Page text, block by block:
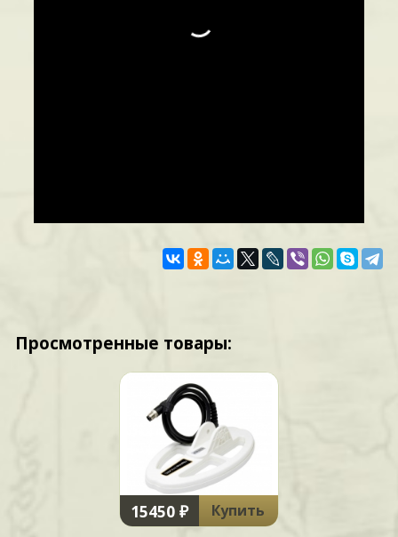
Просмотренные товары:
15450 ₽
Купить